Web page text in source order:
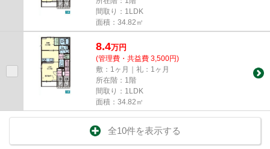
間取り：1LDK
面積：34.82㎡
8.4万円
(管理費・共益費 3,500円)
敷：1ヶ月｜礼：1ヶ月
所在階：1階
間取り：1LDK
面積：34.82㎡
全10件を表示する